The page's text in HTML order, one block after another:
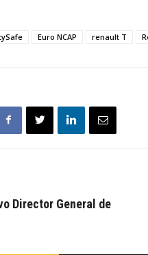
Euro NCAP renault T
Director General de